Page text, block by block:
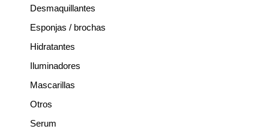
Desmaquillantes
Esponjas / brochas
Hidratantes
Iluminadores
Mascarillas
Otros
Serum